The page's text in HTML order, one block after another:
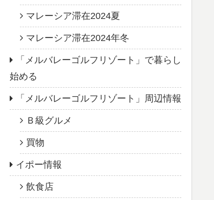
マレーシア滞在2024夏
マレーシア滞在2024年冬
「メルバレーゴルフリゾート」で暮らし
始める
「メルバレーゴルフリゾート」周辺情報
Ｂ級グルメ
買物
イポー情報
飲食店